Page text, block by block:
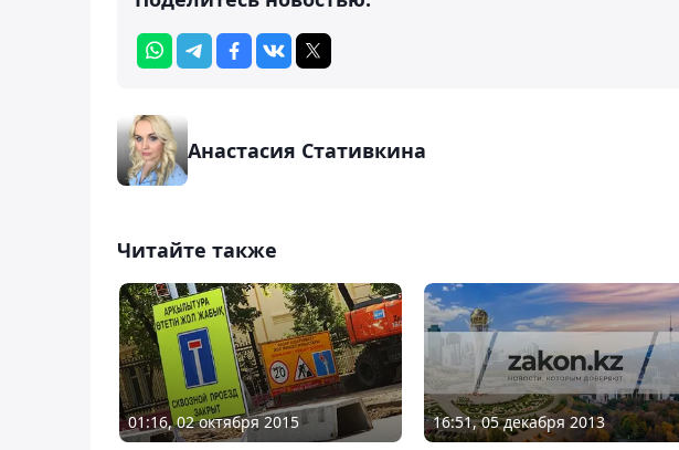
Анастасия Стативкина
Читайте также
01:16, 02 октября 2015 16:51, 05 декабря 2013